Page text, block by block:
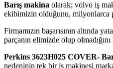
Barış makina olarak; volvo iş
ekibimizin olduğunu, milyonlarca
Firmamızın başarısının altında
parçanın elimizde olup
Perkins 3623H025 COVER-
nedeninin tek bir iş makinesi